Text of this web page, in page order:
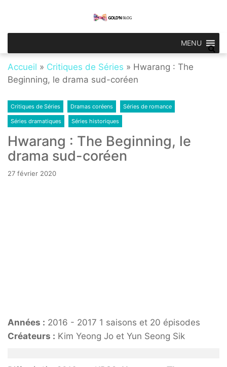
navigation
content
Gold'n Blog
MENU
Accueil » Critiques de Séries » Hwarang : The
Beginning, le drama sud-coréen
Critiques de Séries Dramas coréens Séries de romance
Séries dramatiques Séries historiques
Hwarang : The Beginning, le
drama sud-coréen
27 février 2020
Années : 2016 - 2017 1 saisons et 20 épisodes
Créateurs : Kim Yeong Jo et Yun Seong Sik